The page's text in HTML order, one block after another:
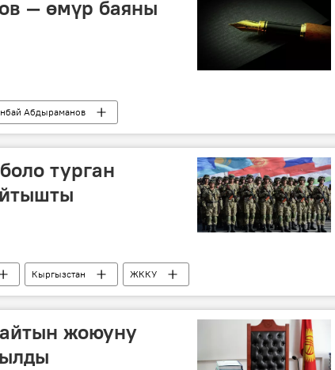
— өмүр баяны
Абдыраманов
турган
Кыргызстан ЖККУ
жоюуну